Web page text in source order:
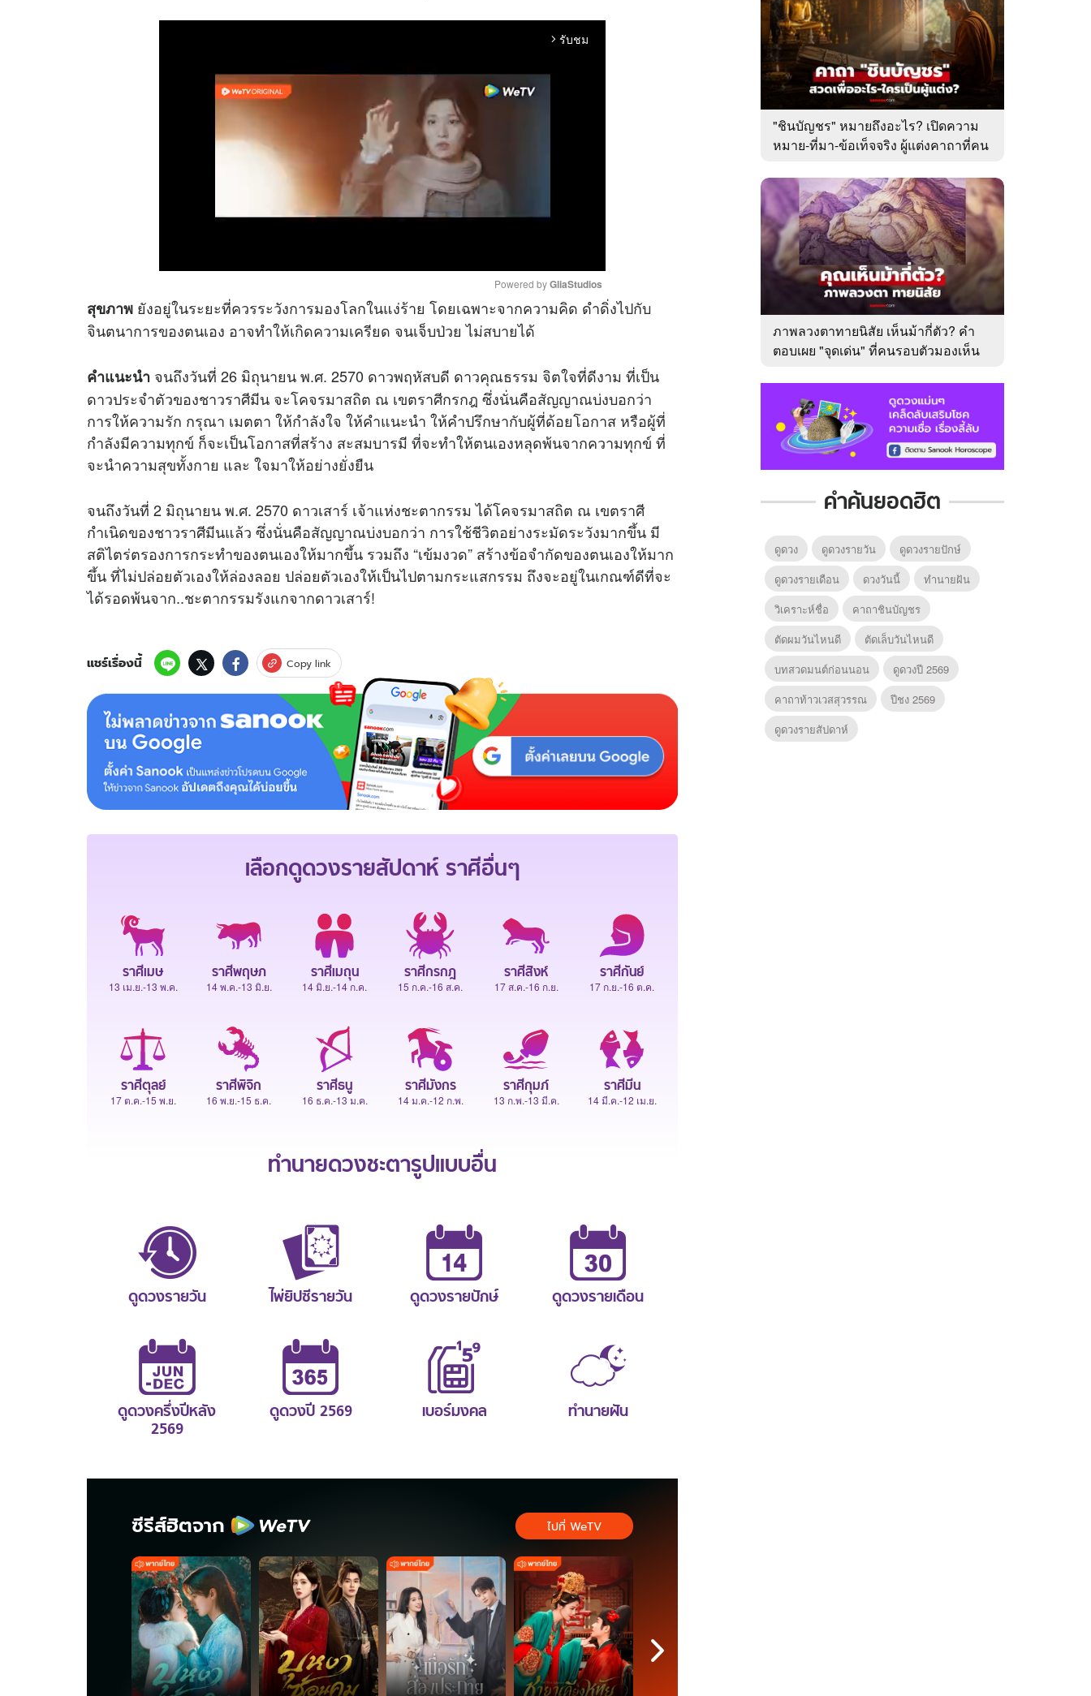
arrow_forward_ios รับชม
M
t
e
Powered by GliaStudios
สุขภาพ ยังอยู่ในระยะที่ควรระวังการมองโลกในแง่ร้าย โดยเฉพาะจากความคิด ดำดิ่งไปกับ
จินตนาการของตนเอง อาจทำให้เกิดความเครียด จนเจ็บป่วย ไม่สบายได้
คำแนะนำ จนถึงวันที่ 26 มิถุนายน พ.ศ. 2570 ดาวพฤหัสบดี ดาวคุณธรรม จิตใจที่ดีงาม ที่เป็น
ดาวประจำตัวของชาวราศีมีน จะโคจรมาสถิต ณ เขตราศีกรกฎ ซึ่งนั่นคือสัญญาณบ่งบอกว่า
การให้ความรัก กรุณา เมตตา ให้กำลังใจ ให้คำแนะนำ ให้คำปรึกษากับผู้ที่ด้อยโอกาส หรือผู้ที่
กำลังมีความทุกข์ ก็จะเป็นโอกาสที่สร้าง สะสมบารมี ที่จะทำให้ตนเองหลุดพ้นจากความทุกข์ ที่
จะนำความสุขทั้งกาย และ ใจมาให้อย่างยั่งยืน
จนถึงวันที่ 2 มิถุนายน พ.ศ. 2570 ดาวเสาร์ เจ้าแห่งชะตากรรม ได้โคจรมาสถิต ณ เขตราศี
กำเนิดของชาวราศีมีนแล้ว ซึ่งนั่นคือสัญญาณบ่งบอกว่า การใช้ชีวิตอย่างระมัดระวังมากขึ้น มี
สติไตร่ตรองการกระทำของตนเองให้มากขึ้น รวมถึง “เข้มงวด” สร้างข้อจำกัดของตนเองให้มาก
ขึ้น ที่ไม่ปล่อยตัวเองให้ล่องลอย ปล่อยตัวเองให้เป็นไปตามกระแสกรรม ถึงจะอยู่ในเกณฑ์ดีที่จะ
ได้รอดพ้นจาก..ชะตากรรมรังแกจากดาวเสาร์!
แชร์เรื่องนี้ Copy link
เลือกดูดวงรายสัปดาห์ราศีอื่นๆ
ราศีเมษ
13 เม.ย.-13 พ.ค.
ราศีพฤษภ
14 พ.ค.-13 มิ.ย.
ราศีเมถุน
14 มิ.ย.-14 ก.ค.
ราศีกรกฎ
15 ก.ค.-16 ส.ค.
ราศีสิงห์
17 ส.ค.-16 ก.ย.
ราศีกันย์
17 ก.ย.-16 ต.ค.
ราศีตุลย์
17 ต.ค.-15 พ.ย.
ราศีพิจิก
16 พ.ย.-15 ธ.ค.
ราศีธนู
16 ธ.ค.-13 ม.ค.
ราศีมังกร
14 ม.ค.-12 ก.พ.
ราศีกุมภ์
13 ก.พ.-13 มี.ค.
ราศีมีน
14 มี.ค.-12 เม.ย.
ทำนายดวงชะตารูปแบบอื่น
ดูดวงรายวัน ไพ่ยิปซีรายวัน ดูดวงรายปักษ์ ดูดวงรายเดือน
ดูดวงครึ่งปีหลัง
2569
ดูดวงปี 2569 เบอร์มงคล ทำนายฝัน
ซีรีส์ฮิตจาก ไปที่ WeTV
"ชินบัญชร" หมายถึงอะไร? เปิดความ
หมาย-ที่มา-ข้อเท็จจริง ผู้แต่งคาถาที่คน
ภาพลวงตาทายนิสัย เห็นม้ากี่ตัว? คำ
ตอบเผย "จุดเด่น" ที่คนรอบตัวมองเห็น
คำค้นยอดฮิต
ดูดวง ดูดวงรายวัน
ดูดวงรายปักษ์
ดูดวงรายเดือน
ดวงวันนี้
ทํานายฝัน
วิเคราะห์ชื่อ
คาถาชินบัญชร
ตัดผมวันไหนดี
ตัดเล็บวันไหนดี
บทสวดมนต์ก่อนนอน
ดูดวงปี 2569
คาถาท้าวเวสสุวรรณ
ปีชง 2569
ดูดวงรายสัปดาห์